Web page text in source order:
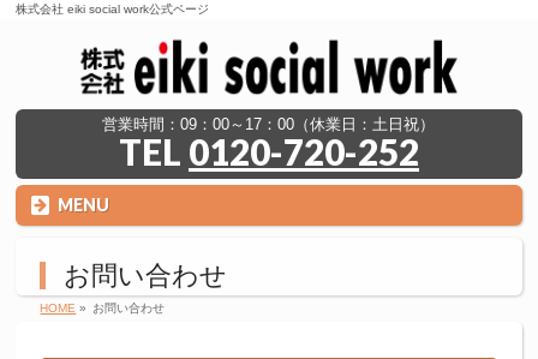
株式会社 eiki social work公式ページ
営業時間：09：00～17：00（休業日：土日祝）
TEL 0120-720-252
MENU
お問い合わせ
HOME » お問い合わせ